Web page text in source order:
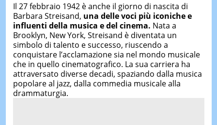
Il 27 febbraio 1942 è anche il giorno di nascita di
Barbara Streisand, una delle voci più iconiche e
influenti della musica e del cinema. Nata a
Brooklyn, New York, Streisand è diventata un
simbolo di talento e successo, riuscendo a
conquistare l’acclamazione sia nel mondo musicale
che in quello cinematografico. La sua carriera ha
attraversato diverse decadi, spaziando dalla musica
popolare al jazz, dalla commedia musicale alla
drammaturgia.